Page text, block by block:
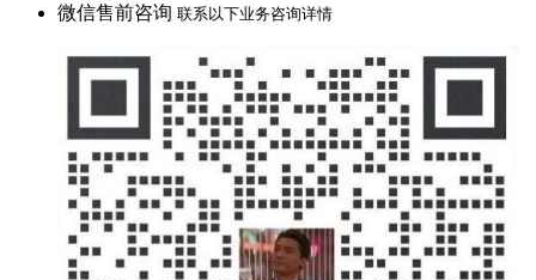
微信售前咨询 联系以下业务咨询详情